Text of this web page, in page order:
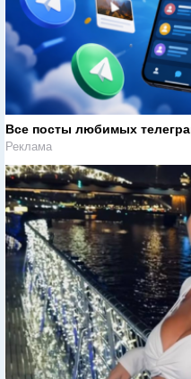
Все посты любимых
Реклама